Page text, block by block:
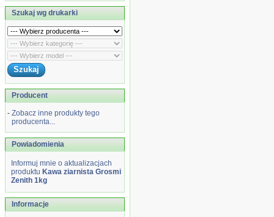
Szukaj wg drukarki
Producent
- Zobacz inne produkty tego
producenta...
Powiadomienia
Informuj mnie o aktualizacjach
produktu Kawa ziarnista Grosmi
Zenith 1kg
Informacje